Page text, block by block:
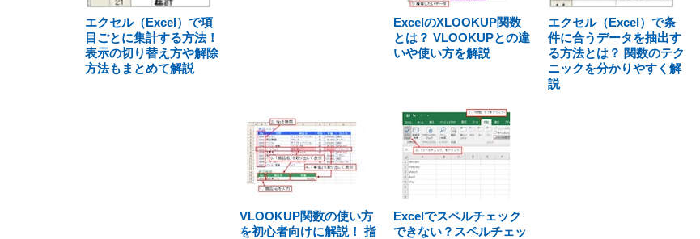
エクセル（Excel）で項
目ごとに集計する方法！
表示の切り替え方や解除
方法もまとめて解説
ExcelのXLOOKUP関数
とは？ VLOOKUPとの違
いや使い方を解説
エクセル（Excel）で条
件に合うデータを抽出す
る方法とは？ 関数のテク
ニックを分かりやすく解
説
VLOOKUP関数の使い方
を初心者向けに解説！ 指
Excelでスペルチェック
できない？スペルチェッ